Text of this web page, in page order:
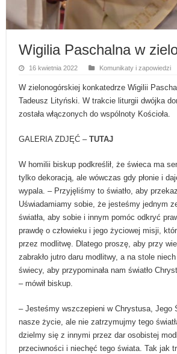
Wigilia Paschalna w
16 kwietnia 2022 Komunikaty i zapowiedzi
W zielonogórskiej konkatedrze Wigilii
Tadeusz Lityński. W trakcie liturgii dwójka
została włączonych do wspólnoty Kościoła.
GALERIA ZDJĘĆ – TUTAJ
W homilii biskup podkreślił, że świeca ma
tylko dekoracją, ale wówczas gdy płonie i
wypala. – Przyjęliśmy to światło, aby
Uświadamiamy sobie, że jesteśmy jednym
światła, aby sobie i innym pomóc odkryć
prawdę o człowieku i jego życiowej misji,
przez modlitwę. Dlatego proszę, aby przy
zabrakło jutro daru modlitwy, a na stole
świecy, aby przypominała nam światło
– mówił biskup.
– Jesteśmy wszczepieni w Chrystusa, Jego
nasze życie, ale nie zatrzymujmy tego
dzielmy się z innymi przez dar osobistej
przeciwności i niechęć tego świata. Tak jak